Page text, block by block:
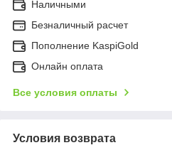
Наличными
Безналичный расчет
Пополнение KaspiGold
Онлайн оплата
Все условия оплаты
Условия возврата